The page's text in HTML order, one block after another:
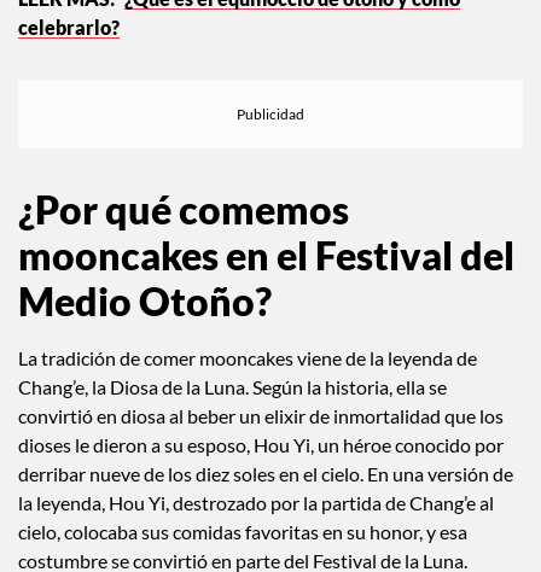
¿Por qué comemos
mooncakes en el Festival del
Medio Otoño?
La tradición de comer mooncakes viene de la leyenda de
Chang’e, la Diosa de la Luna. Según la historia, ella se
convirtió en diosa al beber un elixir de inmortalidad que los
dioses le dieron a su esposo, Hou Yi, un héroe conocido por
derribar nueve de los diez soles en el cielo. En una versión de
la leyenda, Hou Yi, destrozado por la partida de Chang’e al
cielo, colocaba sus comidas favoritas en su honor, y esa